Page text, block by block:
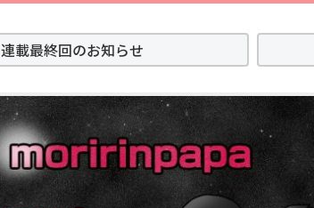
連載最終回のお知らせ